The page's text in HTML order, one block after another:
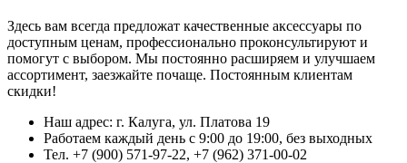
Здесь вам всегда предложат качественные аксессуары по
доступным ценам, профессионально проконсультируют и
помогут с выбором. Мы постоянно расширяем и улучшаем
ассортимент, заезжайте почаще. Постоянным клиентам
скидки!
Наш адрес: г. Калуга, ул. Платова 19
Работаем каждый день с 9:00 до 19:00, без выходных
Тел. +7 (900) 571-97-22, +7 (962) 371-00-02